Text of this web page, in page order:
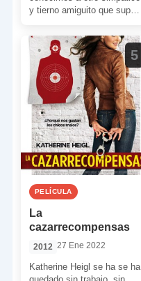
y tierno amiguito que supo
corazones y entrar en la
[…]
5
PELÍCULA
La
cazarrecompensas
2012 27 Ene 2022
Katherine Heigl se ha se ha